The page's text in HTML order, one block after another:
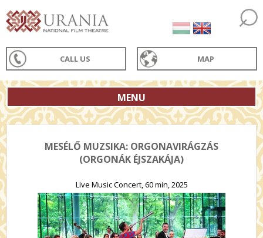
CALL US MAP
MENU
MESÉLŐ MUZSIKA: ORGONAVIRÁGZÁS
(ORGONÁK ÉJSZAKÁJA)
Live Music Concert, 60 min, 2025